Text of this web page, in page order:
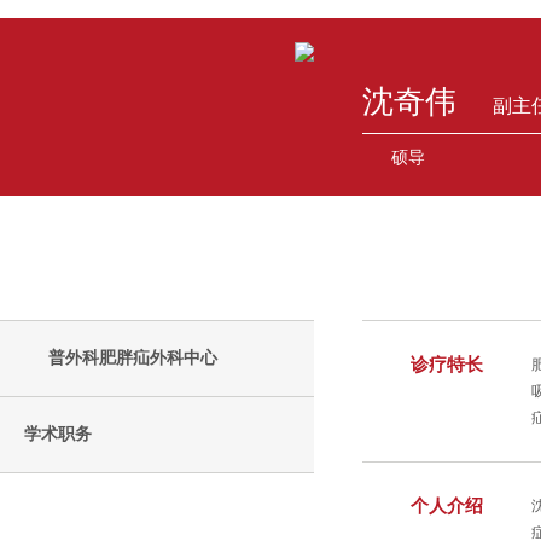
普外科肥胖疝外科中心
学术职务
沈奇伟 副主
硕导
诊疗特长
个人介绍